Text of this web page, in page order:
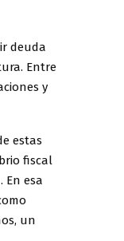
deuda
Entre
y
estas
fiscal
En esa
un